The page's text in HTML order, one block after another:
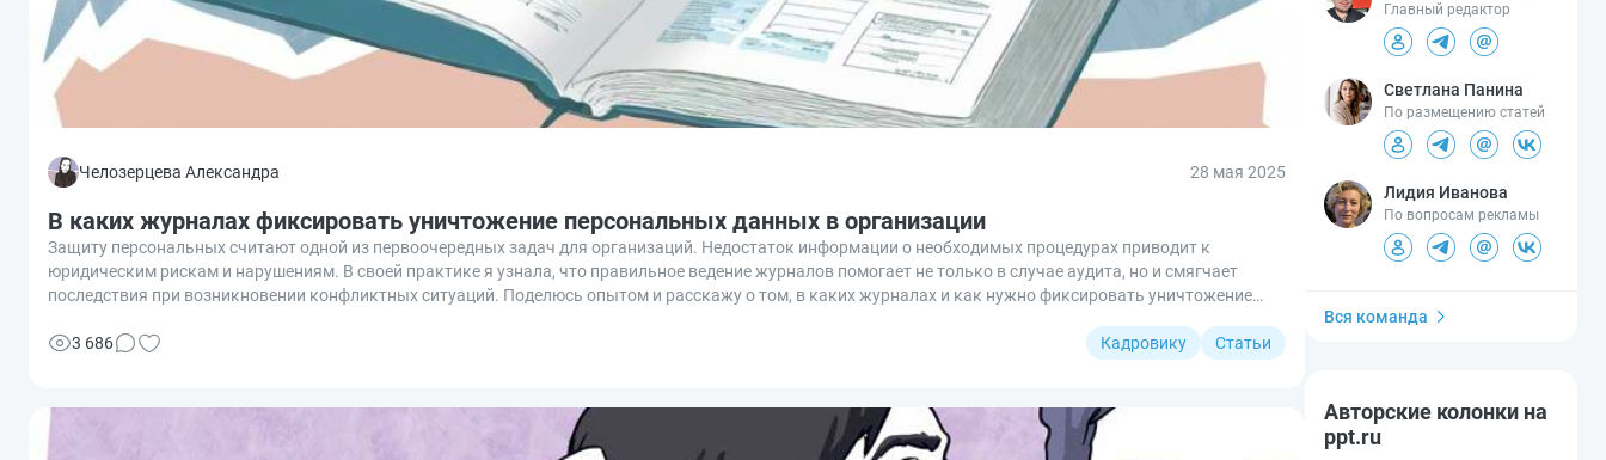
Челозерцева Александра 28 мая 2025
В каких журналах фиксировать уничтожение персональных данных в организации
Защиту персональных считают одной из первоочередных задач для организаций. Недостаток информации о необходимых процедурах приводит к
юридическим рискам и нарушениям. В своей практике я узнала, что правильное ведение журналов помогает не только в случае аудита, но и смягчает
последствия при возникновении конфликтных ситуаций. Поделюсь опытом и расскажу о том, в каких журналах и как нужно фиксировать уничтожение
Кадровику
Статьи
3 686
Главный редактор
Светлана Панина
По размещению статей
Лидия Иванова
По вопросам рекламы
Вся команда
Авторские колонки на
ppt.ru